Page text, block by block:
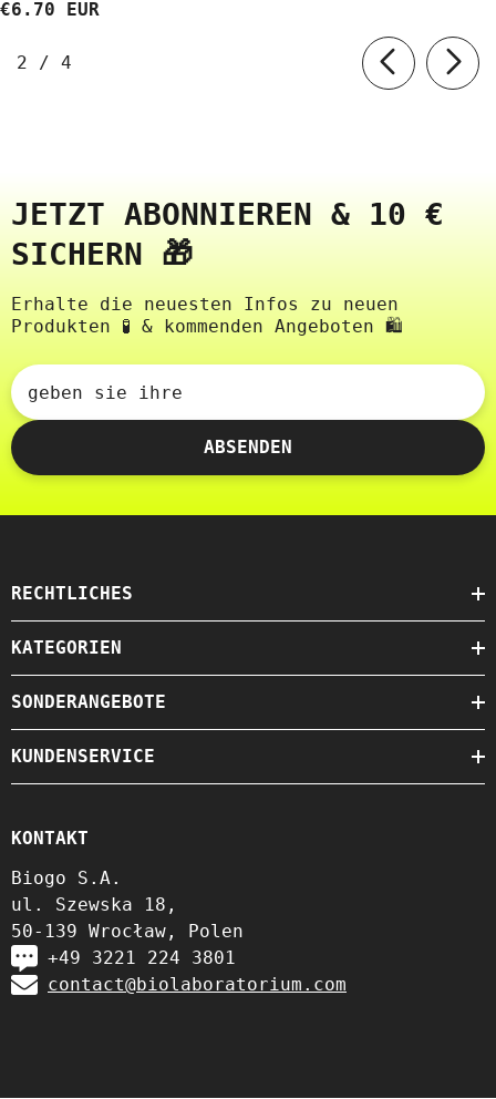
€6.70 EUR
2 / von
4
JETZT ABONNIEREN & 10 €
SICHERN 🎁
Erhalte die neuesten Infos zu neuen
Produkten 🧪 & kommenden Angeboten 🛍️
geben sie ihre
ABSENDEN
RECHTLICHES
KATEGORIEN
SONDERANGEBOTE
KUNDENSERVICE
KONTAKT
Biogo S.A.
ul. Szewska 18,
50-139 Wrocław, Polen
+49 3221 224 3801
contact@biolaboratorium.com